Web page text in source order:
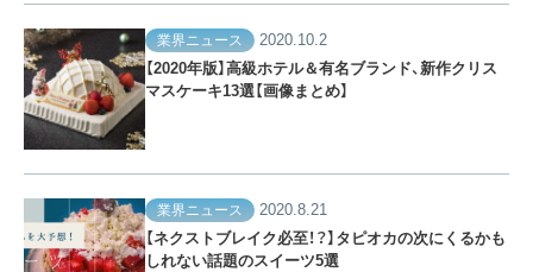
業界ニュース
2020.10.2
【2020年版】高級ホテル＆有名ブランド、新作クリス
マスケーキ13選【画像まとめ】
業界ニュース
2020.8.21
【ネクストブレイク必至！？】タピオカの次にくるかも
しれない話題のスイーツ5選